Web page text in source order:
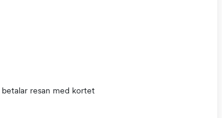
resan med kortet